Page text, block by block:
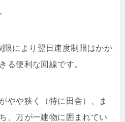
。
により翌日速度制限はかか
る便利な回線です。
やや狭く（特に田舎）、ま
、万が一建物に囲まれてい